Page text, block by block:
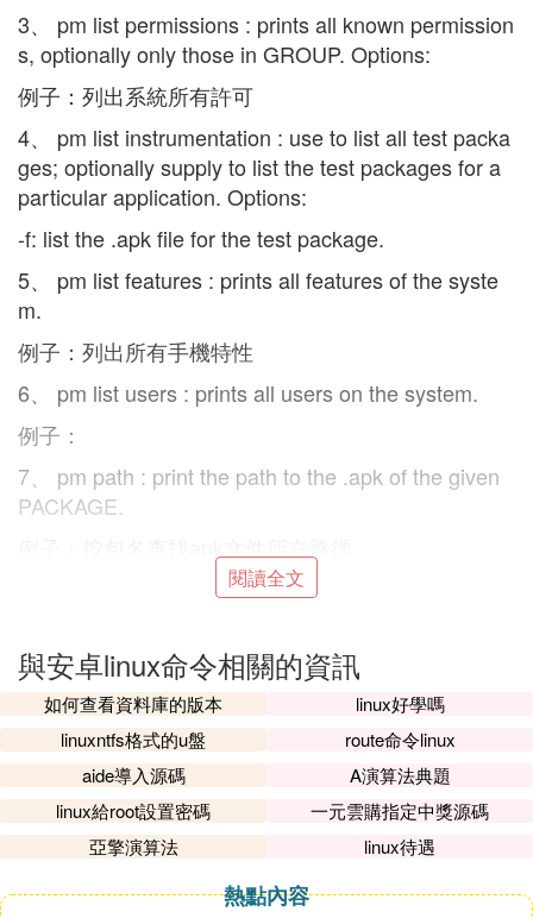
3、 pm list permissions : prints all known permission
s, optionally only those in GROUP. Options:
例子：列出系統所有許可
4、 pm list instrumentation : use to list all test packa
ges; optionally supply to list the test packages for a
particular application. Options:
-f: list the .apk file for the test package.
5、 pm list features : prints all features of the syste
m.
例子：列出所有手機特性
6、 pm list users : prints all users on the system.
例子：
7、 pm path : print the path to the .apk of the given
PACKAGE.
8、 pm mp : print system state associated with the g
9、 pm install : installs a package to the system. Opt
ions:
例子：
10、 pm uninstall : removes a package from the sys
tem. Options:
-k: keep the data and cache directories around after
閱讀全文
與安卓linux命令相關的資訊
如何查看資料庫的版本
linux好學嗎
linuxntfs格式的u盤
route命令linux
aide導入源碼
A演算法典題
linux給root設置密碼
一元雲購指定中獎源碼
亞擎演算法
linux待遇
熱點內容